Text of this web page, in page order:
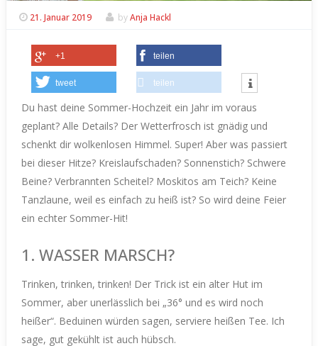
21. Januar 2019 byAnja Hackl
+1 teilen
tweet teilen
Du hast deine Sommer-Hochzeit ein Jahr im voraus
geplant? Alle Details? Der Wetterfrosch ist gnädig und
schenkt dir wolkenlosen Himmel. Super! Aber was passiert
bei dieser Hitze? Kreislaufschaden? Sonnenstich? Schwere
Beine? Verbrannten Scheitel? Moskitos am Teich? Keine
Tanzlaune, weil es einfach zu heiß ist? So wird deine Feier
ein echter Sommer-Hit!
1. WASSER MARSCH?
Trinken, trinken, trinken! Der Trick ist ein alter Hut im
Sommer, aber unerlässlich bei „36° und es wird noch
heißer“. Beduinen würden sagen, serviere heißen Tee. Ich
sage, gut gekühlt ist auch hübsch.